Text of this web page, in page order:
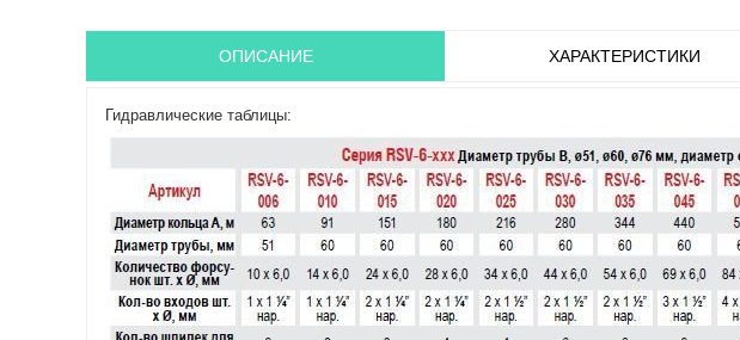
ОПИСАНИЕ ХАРАКТЕРИСТИКИ
Гидравлические таблицы: